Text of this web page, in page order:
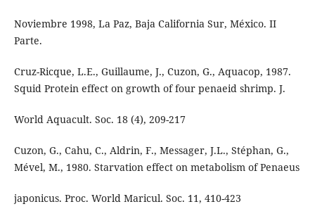
Noviembre 1998, La Paz, Baja California Sur, México. II
Parte.
Cruz-Ricque, L.E., Guillaume, J., Cuzon, G., Aquacop, 1987.
Squid Protein effect on growth of four penaeid shrimp. J.
World Aquacult. Soc. 18 (4), 209-217
Cuzon, G., Cahu, C., Aldrin, F., Messager, J.L., Stéphan, G.,
Mével, M., 1980. Starvation effect on metabolism of Penaeus
japonicus. Proc. World Maricul. Soc. 11, 410-423